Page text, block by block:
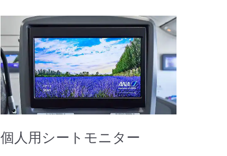
個人用シートモニター